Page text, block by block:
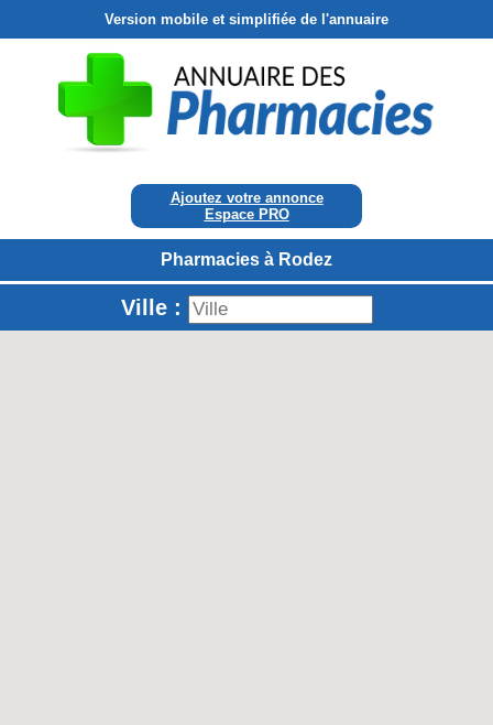
Version mobile et simplifiée de l'annuaire
Ajoutez votre annonce
Espace PRO
Pharmacies à Rodez
Ville :